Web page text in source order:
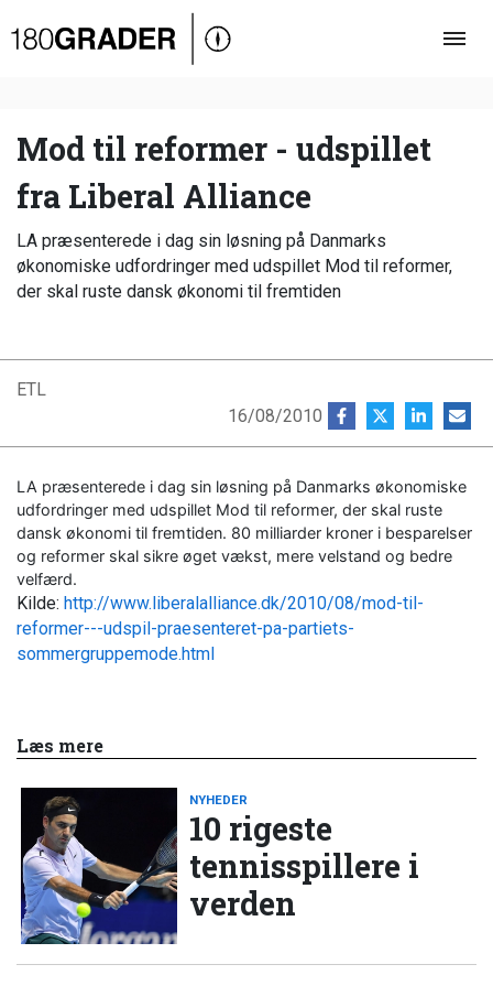
Oversigt
Debat
Video
Podcast
Mod til reformer - udspillet
fra Liberal Alliance
LA præsenterede i dag sin løsning på Danmarks
økonomiske udfordringer med udspillet Mod til reformer,
der skal ruste dansk økonomi til fremtiden
ETL
16/08/2010
LA præsenterede i dag sin løsning på Danmarks økonomiske
udfordringer med udspillet Mod til reformer, der skal ruste
dansk økonomi til fremtiden. 80 milliarder kroner i besparelser
og reformer skal sikre øget vækst, mere velstand og bedre
velfærd.
Kilde: http://www.liberalalliance.dk/2010/08/mod-til-
reformer---udspil-praesenteret-pa-partiets-
sommergruppemode.html
Læs mere
NYHEDER
10 rigeste
tennisspillere i
verden